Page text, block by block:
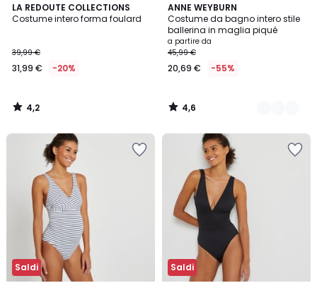
LA REDOUTE COLLECTIONS
Costume intero forma foulard
39,99 €
31,99 € -20%
4,2
/ 5
4,2
/
ANNE WEYBURN
Costume da bagno intero stile
ballerina in maglia piqué
a partire da
45,99 €
20,69 € -55%
4,6
/ 5
3
Colori
4,6
/
Saldi Saldi